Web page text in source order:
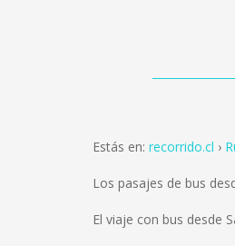
Estás en: recorrido.cl
Los pasajes de bus
El viaje con bus desde